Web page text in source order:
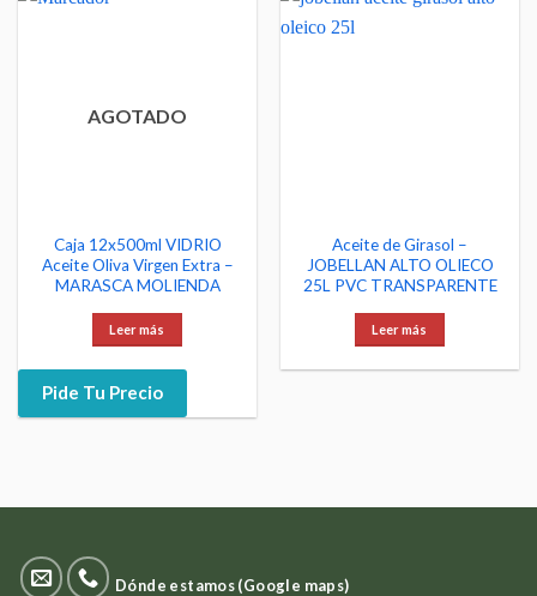
AGOTADO
Caja 12x500ml VIDRIO
Aceite Oliva Virgen Extra –
MARASCA MOLIENDA
Leer más
Pide Tu Precio
Aceite de Girasol –
JOBELLAN ALTO OLIECO
25L PVC TRANSPARENTE
Leer más
Dónde estamos (Google maps)